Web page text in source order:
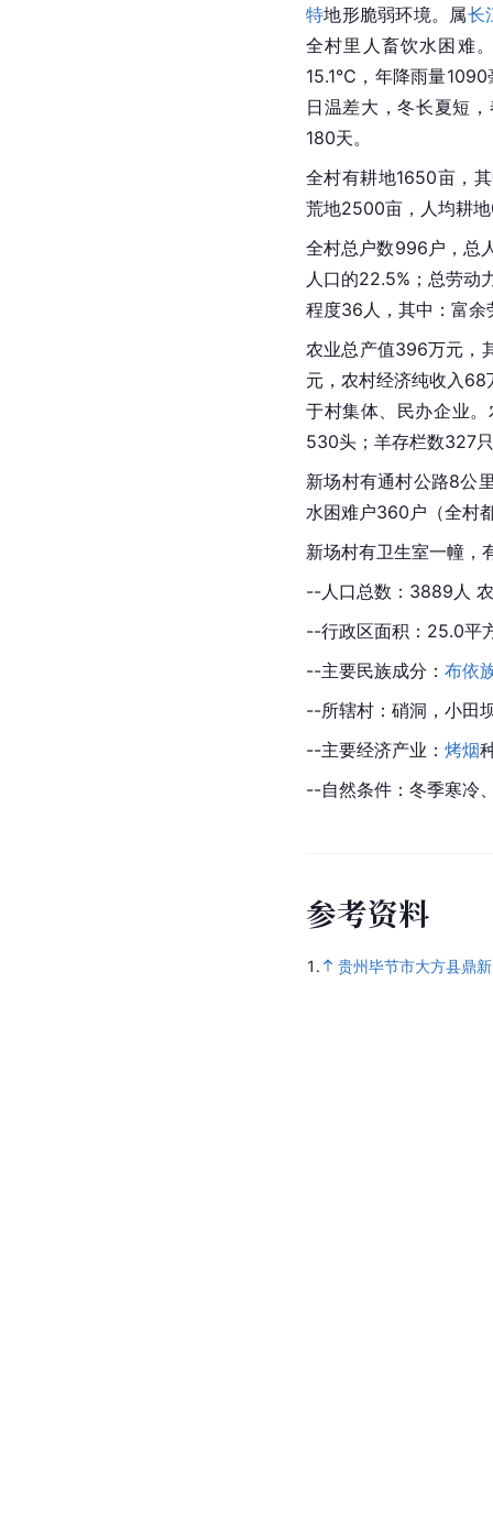
特地形脆弱环境。属长
全村里人畜饮水困难
15.1℃，年降雨量1090
日温差大，冬长夏短
180天。
全村有耕地1650亩，
荒地2500亩，人均耕
全村总户数996户，总
人口的22.5%；总劳动
程度36人，其中：富
农业总产值396万元，
元，农村经济纯收入
于村集体、民办企业
530头；羊存栏数327
新场村有通村公路8公
水困难户360户（全村
新场村有卫生室一幢，
--人口总数：3889人
--行政区面积：25.0平
--主要民族成分： 布依
--所辖村：硝洞，小田
--主要经济产业： 烤烟
--自然条件：冬季寒冷
参考资料
1. 贵州毕节市大方县鼎